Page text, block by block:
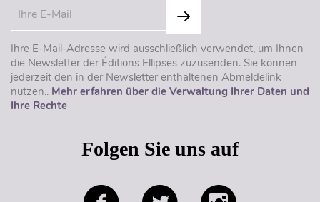
Ihre E-Mail-Adresse wird ausschließlich verwendet, um Ihnen
die Newsletter der Éditions Ellipses zuzusenden. Sie können
jederzeit den in der Newsletter enthaltenen Abmeldelink
nutzen.. Mehr erfahren über die Verwaltung Ihrer Daten und
Ihre Rechte
Folgen Sie uns auf